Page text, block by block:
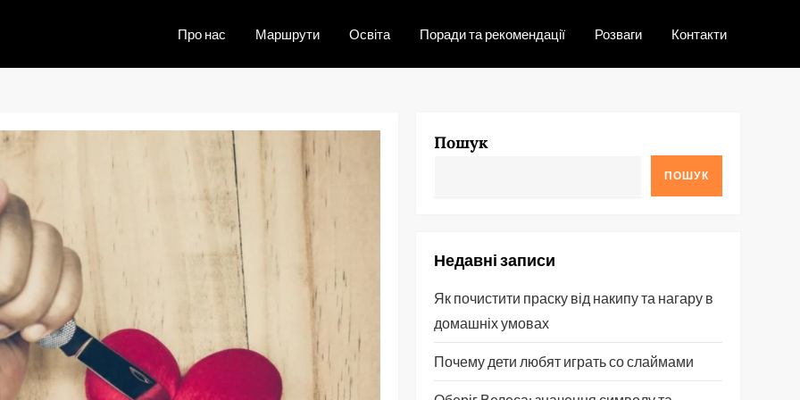
Про нас Маршрути Освіта Поради та рекомендації Розваги Контакти
Пошук
ПОШУК
Недавні записи
Як почистити праску від накипу та нагару в
домашніх умовах
Почему дети любят играть со слаймами